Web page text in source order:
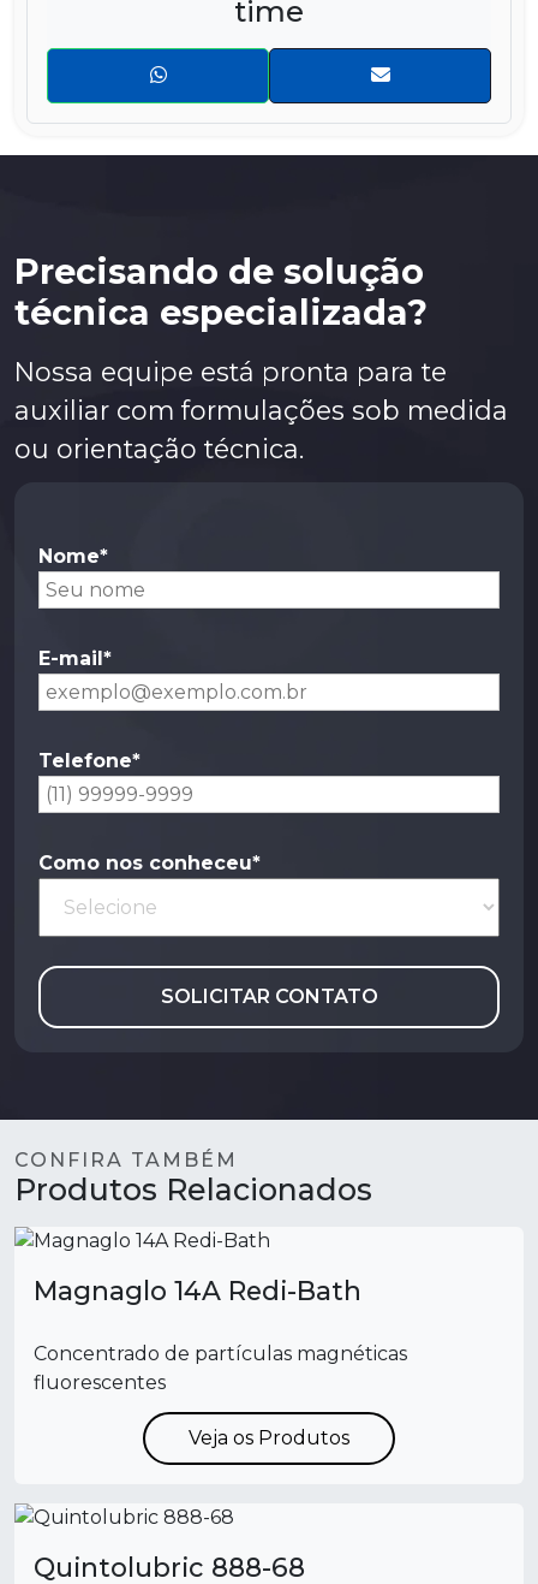
time
Precisando de solução
técnica especializada?
Nossa equipe está pronta para te
auxiliar com formulações sob medida
ou orientação técnica.
Nome*
E-mail*
Telefone*
Como nos conheceu*
SOLICITAR CONTATO
CONFIRA TAMBÉM
Produtos Relacionados
Magnaglo 14A Redi-Bath
Concentrado de partículas magnéticas
fluorescentes
Veja os Produtos
Quintolubric 888-68